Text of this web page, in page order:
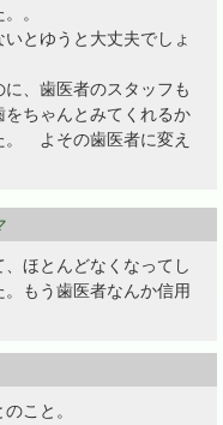
。
とゆうと大丈夫でしょ
、歯医者のスタッフも
ちゃんとみてくれるか
。 よその歯医者に変え
ほとんどなくなってし
もう歯医者なんか信用
こと。